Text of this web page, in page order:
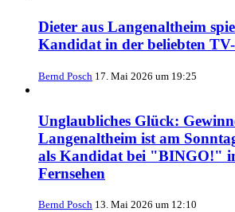
Dieter aus Langenaltheim
Kandidat in der beliebten
Bernd Posch 17. Mai 2026 um 19:25
Unglaubliches Glück:
Langenaltheim ist am
als Kandidat bei "BINGO!"
Fernsehen
Bernd Posch 13. Mai 2026 um 12:10